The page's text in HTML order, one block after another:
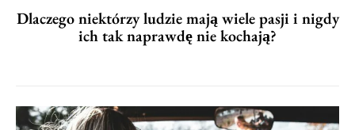
Dlaczego niektórzy ludzie mają wiele pasji i nigdy
ich tak naprawdę nie kochają?